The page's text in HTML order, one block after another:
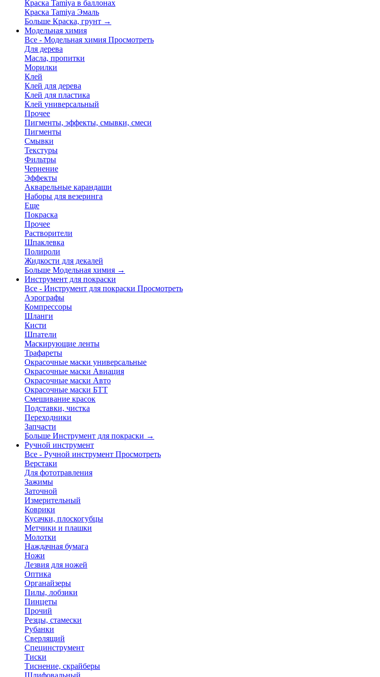
Краска Tamiya в баллонах
Краска Tamiya Эмаль
Больше Краска, грунт →
Модельная химия
Все - Модельная химия Просмотреть
Для дерева
Масла, пропитки
Морилки
Клей
Клей для дерева
Клей для пластика
Клей универсальный
Прочее
Пигменты, эффекты, смывки, смеси
Пигменты
Смывки
Текстуры
Фильтры
Чернение
Эффекты
Акварельные карандаши
Наборы для везеринга
Еще
Покраска
Прочее
Растворители
Шпаклевка
Полироли
Жидкости для декалей
Больше Модельная химия →
Инструмент для покраски
Все - Инструмент для покраски Просмотреть
Аэрографы
Компрессоры
Шланги
Кисти
Шпатели
Маскирующие ленты
Трафареты
Окрасочные маски универсальные
Окрасочные маски Авиация
Окрасочные маски Авто
Окрасочные маски БТТ
Смешивание красок
Подставки, чистка
Переходники
Запчасти
Больше Инструмент для покраски →
Ручной инструмент
Все - Ручной инструмент Просмотреть
Верстаки
Для фототравления
Зажимы
Заточной
Измерительный
Коврики
Кусачки, плоскогубцы
Метчики и плашки
Молотки
Наждачная бумага
Ножи
Лезвия для ножей
Оптика
Органайзеры
Пилы, лобзики
Пинцеты
Прочий
Резцы, стамески
Рубанки
Сверлящий
Специнструмент
Тиски
Тиснение, скрайберы
Шлифовальный